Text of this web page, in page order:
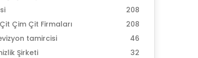
208
Çim Çit Firmaları
208
tamircisi
46
Şirketi
32